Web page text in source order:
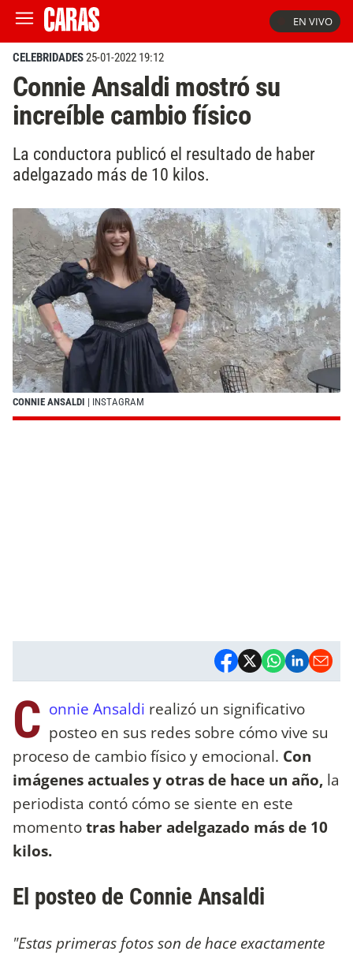
EN VIVO
CELEBRIDADES25-01-2022 19:12
Connie Ansaldi mostró su
increíble cambio físico
La conductora publicó el resultado de haber
adelgazado más de 10 kilos.
CONNIE ANSALDI | INSTAGRAM
C onnie Ansaldi realizó un significativo
posteo en sus redes sobre cómo vive su
proceso de cambio físico y emocional. Con
imágenes actuales y otras de hace un año, la
periodista contó cómo se siente en este
momentotras haber adelgazado más de 10
kilos.
El posteo de Connie Ansaldi
"Estas primeras fotos son de hace exactamente